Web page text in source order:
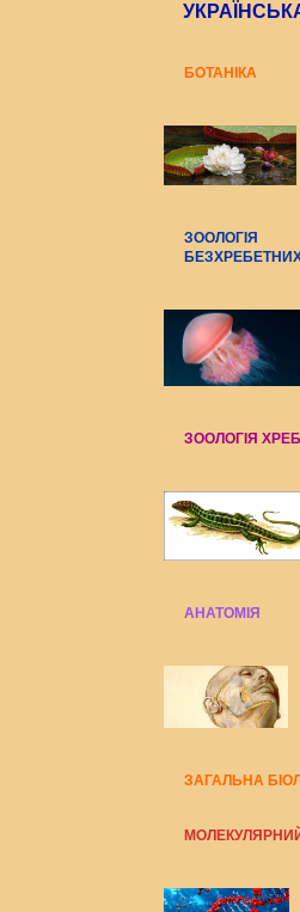
БОТАНІКА
ЗООЛОГІЯ
ЗООЛОГІЯ
АНАТОМІЯ
ЗАГАЛЬНА